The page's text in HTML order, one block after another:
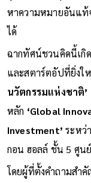
หาความหมายอันแท้
ได้
ฉากทัศน์ชวนคิดนี้เกิ
และสตาร์ตอัปที่ยิ่งใ
นวัตกรรมแห่งชาติ
หลัก ‘Global
Investment’ระหว่
กอน ฮอลล์ ชั้น 5 ศูน
โดยผู้ที่ตั้งคำถามสำ